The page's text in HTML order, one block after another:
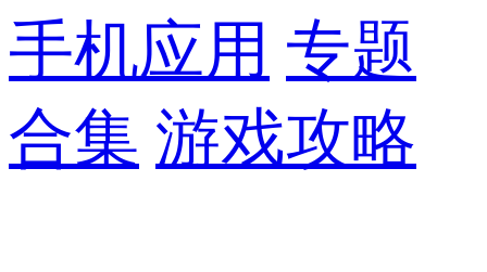
手机应用 专题
合集 游戏攻略